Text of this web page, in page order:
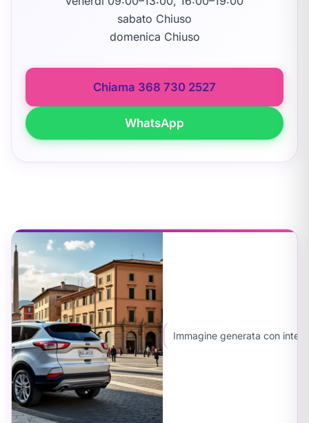
sabato Chiuso
domenica Chiuso
Chiama 368 730 2527
WhatsApp
Immagine generata con